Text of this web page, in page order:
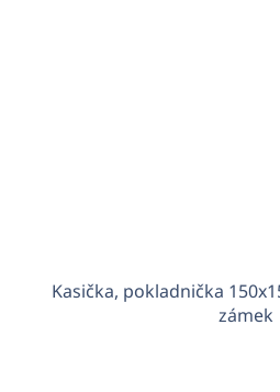
Kasička, pokladnička
zámek